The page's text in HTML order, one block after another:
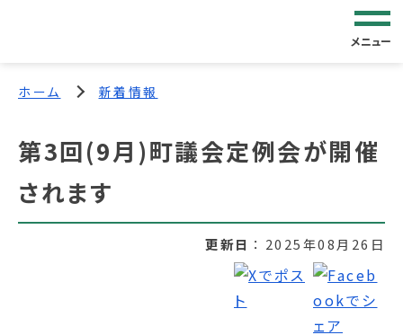
メニュー
ホーム 新着情報
第3回(9月)町議会定例会が開催
されます
更新日 2025年08月26日